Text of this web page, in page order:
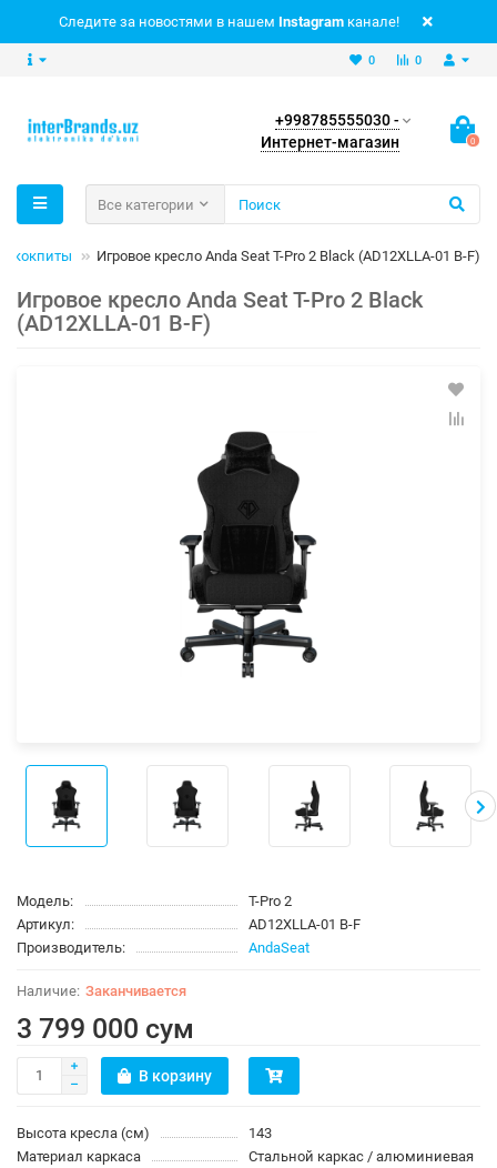
Следите за новостями в нашем Instagram канале!
0
0
+998785555030 -
Интернет-магазин
0
Все категории
кокпиты Игровое кресло Anda Seat T-Pro 2 Black (AD12XLLA-01 B-F)
Игровое кресло Anda Seat T-Pro 2 Black
(AD12XLLA-01 B-F)
Модель:
T-Pro 2
Артикул:
AD12XLLA-01 B-F
Производитель:
AndaSeat
Заканчивается
3 799 000 сум
В корзину
Высота кресла (см)
143
Материал каркаса
Стальной каркас / алюминиевая